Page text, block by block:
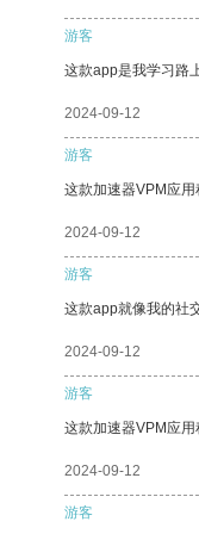
游客
这款app是我学习路
2024-09-12
游客
这款加速器VPM应
2024-09-12
游客
这款app就像我的社
2024-09-12
游客
这款加速器VPM应用
2024-09-12
游客